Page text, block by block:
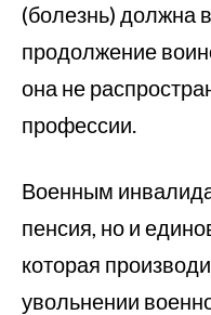
(болезнь) должна
продолжение
она не
профессии.
Военным
пенсия, но и
которая
увольнении